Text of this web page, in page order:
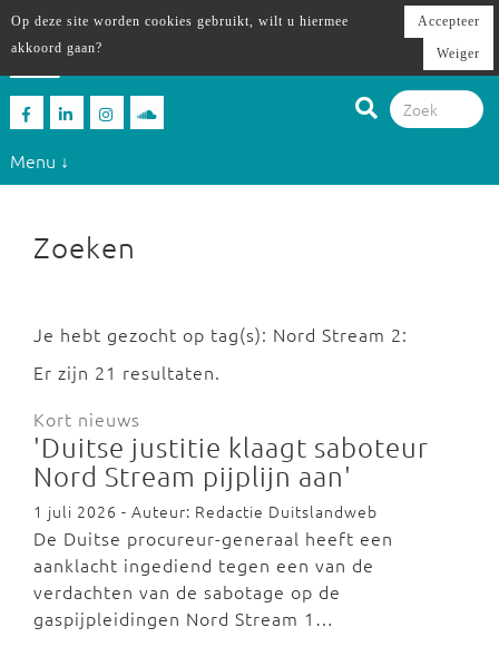
Menu ↓
Zoeken
Je hebt gezocht op tag(s): Nord Stream 2:
Er zijn 21 resultaten.
Kort nieuws
'Duitse justitie klaagt saboteur
Nord Stream pijplijn aan'
1 juli 2026 - Auteur: Redactie Duitslandweb
De Duitse procureur-generaal heeft een
aanklacht ingediend tegen een van de
verdachten van de sabotage op de
gaspijpleidingen Nord Stream 1…
Op deze site worden cookies gebruikt, wilt u hiermee
akkoord gaan?
Accepteer
Weiger